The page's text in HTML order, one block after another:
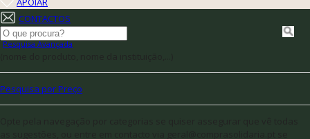
CONTACTOS
Pesquisa Avançada
Pesquisa por Preço